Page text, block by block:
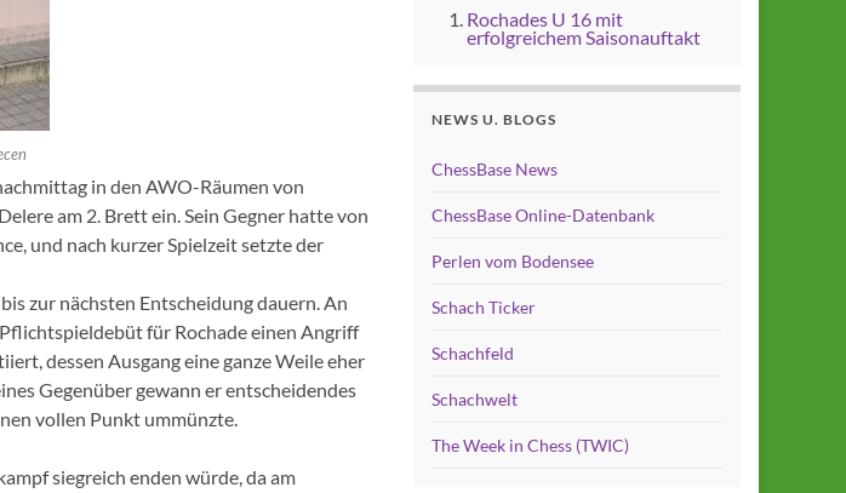
in den AWO-Räumen von
am 2. Brett ein. Sein Gegner hatte von
und nach kurzer Spielzeit setzte der
zur nächsten Entscheidung dauern. An
für Rochade einen Angriff
dessen Ausgang eine ganze Weile eher
Gegenüber gewann er entscheidendes
vollen Punkt ummünzte.
siegreich enden würde, da am
Rochades U 16 mit
erfolgreichem Saisonauftakt
NEWS U. BLOGS
ChessBase News
ChessBase Online-Datenbank
Perlen vom Bodensee
Schach Ticker
Schachfeld
Schachwelt
The Week in Chess (TWIC)